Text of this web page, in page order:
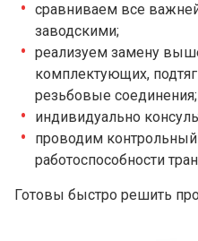
сравниваем все
заводскими;
реализуем замену
комплектующих,
резьбовые соединения;
индивидуально
проводим
работоспособности
Готовы быстро решить